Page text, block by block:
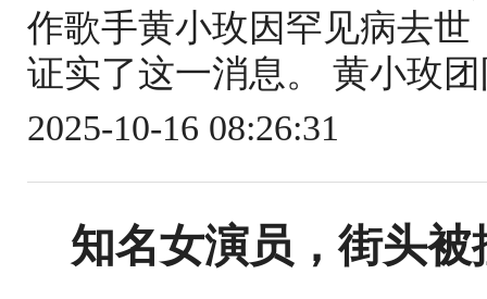
作歌手黄小玫因罕见病去世
证实了这一消息。 黄小玫
2025-10-16 08:26:31
知名女演员，街头被